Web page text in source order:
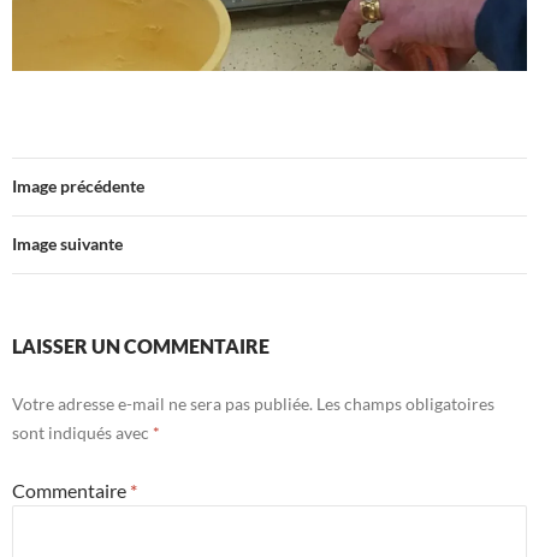
Image précédente
Image suivante
LAISSER UN COMMENTAIRE
Votre adresse e-mail ne sera pas publiée. Les champs obligatoires
sont indiqués avec *
Commentaire *